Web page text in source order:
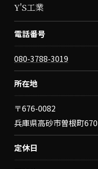
Y'S工業
電話番号
080-3788-3019
所在地
〒676-0082
兵庫県高砂市曽根町670
定休日